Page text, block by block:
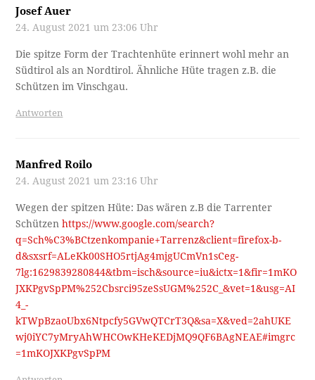
Josef Auer
24. August 2021 um 23:06 Uhr
Die spitze Form der Trachtenhüte erinnert wohl mehr an
Südtirol als an Nordtirol. Ähnliche Hüte tragen z.B. die
Schützen im Vinschgau.
Antworten
Manfred Roilo
24. August 2021 um 23:16 Uhr
Wegen der spitzen Hüte: Das wären z.B die Tarrenter
Schützenhttps://www.google.com/search?
q=Sch%C3%BCtzenkompanie+Tarrenz&client=firefox-b-
d&sxsrf=ALeKk00SHO5rtjAg4mjgUCmVn1sCeg-
7lg:1629839280844&tbm=isch&source=iu&ictx=1&fir=1mKO
JXKPgvSpPM%252Cbsrci95zeSsUGM%252C_&vet=1&usg=AI
4_-
kTWpBzaoUbx6Ntpcfy5GVwQTCrT3Q&sa=X&ved=2ahUKE
wj0iYC7yMryAhWHCOwKHeKEDjMQ9QF6BAgNEAE#imgrc
=1mKOJXKPgvSpPM